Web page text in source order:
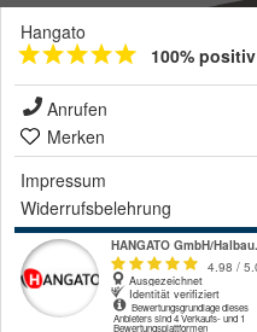
Hangato
100% positiv
Anrufen
Merken
Impressum
Widerrufsbelehrung